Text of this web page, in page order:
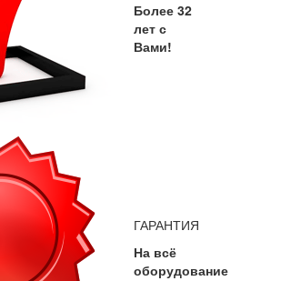
Более 32
лет с
Вами!
ГАРАНТИЯ
На всё
оборудование